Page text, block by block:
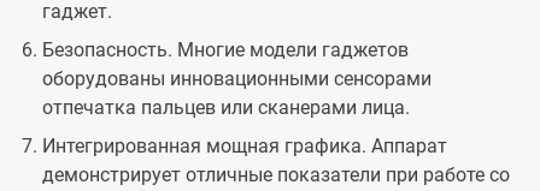
гаджет.
Безопасность. Многие модели гаджетов
оборудованы инновационными сенсорами
отпечатка пальцев или сканерами лица.
Интегрированная мощная графика. Аппарат
демонстрирует отличные показатели при работе со